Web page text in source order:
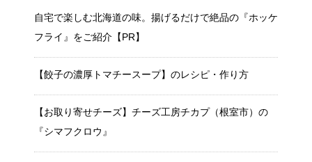
自宅で楽しむ北海道の味。揚げるだけで絶品の『ホッケ
フライ』をご紹介【PR】
【餃子の濃厚トマチースープ】のレシピ・作り方
【お取り寄せチーズ】チーズ工房チカプ（根室市）の
『シマフクロウ』